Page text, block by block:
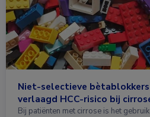
Niet-selectieve
verlaagd HCC-risico bij
Bij patiënten met cirrose is het